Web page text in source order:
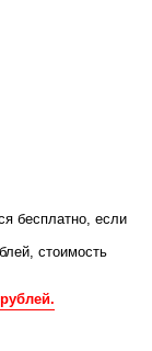
бесплатно, если
стоимость